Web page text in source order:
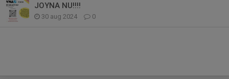
JOYNA NU!!!!
30 aug 2024 0